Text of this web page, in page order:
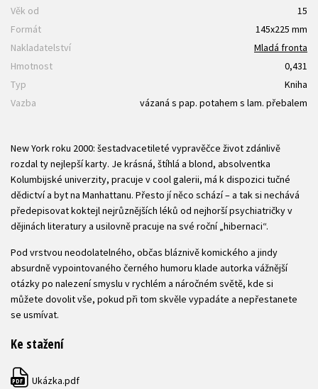
Věk od
15
Formát
145x225 mm
Nakladatelství
Mladá fronta
Hmotnost
0,431
Typ
Kniha
Vazba
vázaná s pap. potahem s lam. přebalem
New York roku 2000: šestadvacetileté vypravěčce život zdánlivě
rozdal ty nejlepší karty. Je krásná, štíhlá a blond, absolventka
Kolumbijské univerzity, pracuje v cool galerii, má k dispozici tučné
dědictví a byt na Manhattanu. Přesto jí něco schází – a tak si nechává
předepisovat koktejl nejrůznějších léků od nejhorší psychiatričky v
dějinách literatury a usilovně pracuje na své roční „hibernaci“.
Pod vrstvou neodolatelného, občas bláznivě komického a jindy
absurdně vypointovaného černého humoru klade autorka vážnější
otázky po nalezení smyslu v rychlém a náročném světě, kde si
můžete dovolit vše, pokud při tom skvěle vypadáte a nepřestanete
se usmívat.
Ke stažení
PDF Ukázka.pdf